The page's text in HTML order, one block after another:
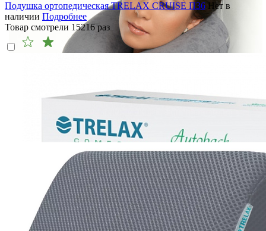
Подушка ортопедическая TRELAX CRUISE П36 Нет в
наличии Подробнее
Товар смотрели 15216 раз